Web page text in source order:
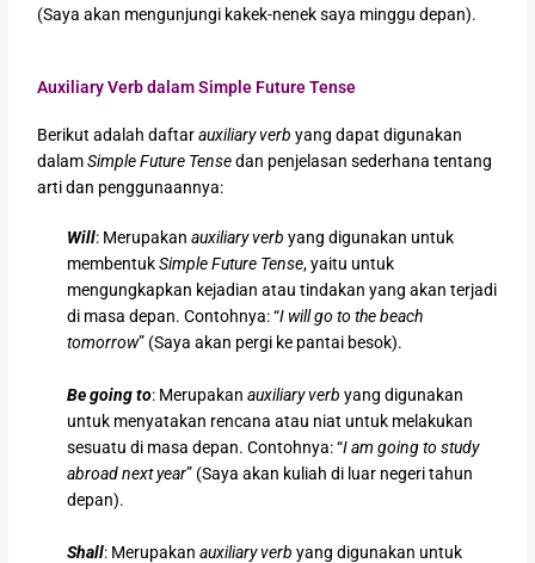
(Saya akan mengunjungi kakek-nenek saya minggu depan).
Auxiliary Verb dalam Simple Future Tense
Berikut adalah daftarauxiliary verb yang dapat digunakan
dalamSimple Future Tensedan penjelasan sederhana tentang
arti dan penggunaannya:
Will: Merupakanauxiliary verb yang digunakan untuk
membentukSimple Future Tense, yaitu untuk
mengungkapkan kejadian atau tindakan yang akan terjadi
di masa depan. Contohnya: “I will go to the beach
tomorrow” (Saya akan pergi ke pantai besok).
Be going to: Merupakanauxiliary verb yang digunakan
untuk menyatakan rencana atau niat untuk melakukan
sesuatu di masa depan. Contohnya: “I am going to study
abroad next year” (Saya akan kuliah di luar negeri tahun
depan).
Shall: Merupakanauxiliary verb yang digunakan untuk